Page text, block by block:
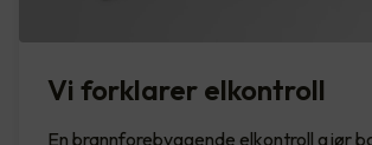
Vi forklarer elkontroll
En brannforebyggende elkontroll gjør